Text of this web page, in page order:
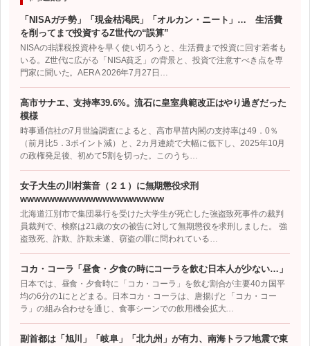
「NISAガチ勢」「現金枯渇民」「オルカン・ニート」… 生活費
を削ってまで投資するZ世代の“誤算”
NISAの非課税投資枠を早く使い切ろうと、生活費まで投資に回す若者も
いる。Z世代に広がる「NISA貧乏」の背景と、投資で注意すべき点を専
門家に聞いた。AERA 2026年7月27日…
高市サナエ、支持率39.6%。流石に皇室典範改正はやり過ぎだった
模様
時事通信社の7月世論調査によると、高市早苗内閣の支持率は49．0％
（前月比5．3ポイント減）と、2カ月連続で大幅に低下し、2025年10月
の政権発足後、初めて5割を切った。このうち…
女子大生の川村葉音（２１）に無期懲役求刑
wwwwwwwwwwwwwwwwwwwww
北海道江別市で集団暴行を受けた大学生が死亡した強盗致死事件の裁判
員裁判で、検察は21歳の女の被告に対して無期懲役を求刑しました。 強
盗致死、詐欺、詐欺未遂、窃盗の罪に問われている…
コカ・コーラ「昼食・夕食の時にコーラを飲む日本人が少ない…」
日本では、昼食・夕食時に「コカ・コーラ」を飲む割合が主要40カ国平
均の6分の1にとどまる。日本コカ・コーラは、唐揚げと「コカ・コー
ラ」の組み合わせを通じ、食事シーンでの飲用機会拡大…
副首都は「旭川」「岐阜」「北九州」が有力、南海トラフ地震で東